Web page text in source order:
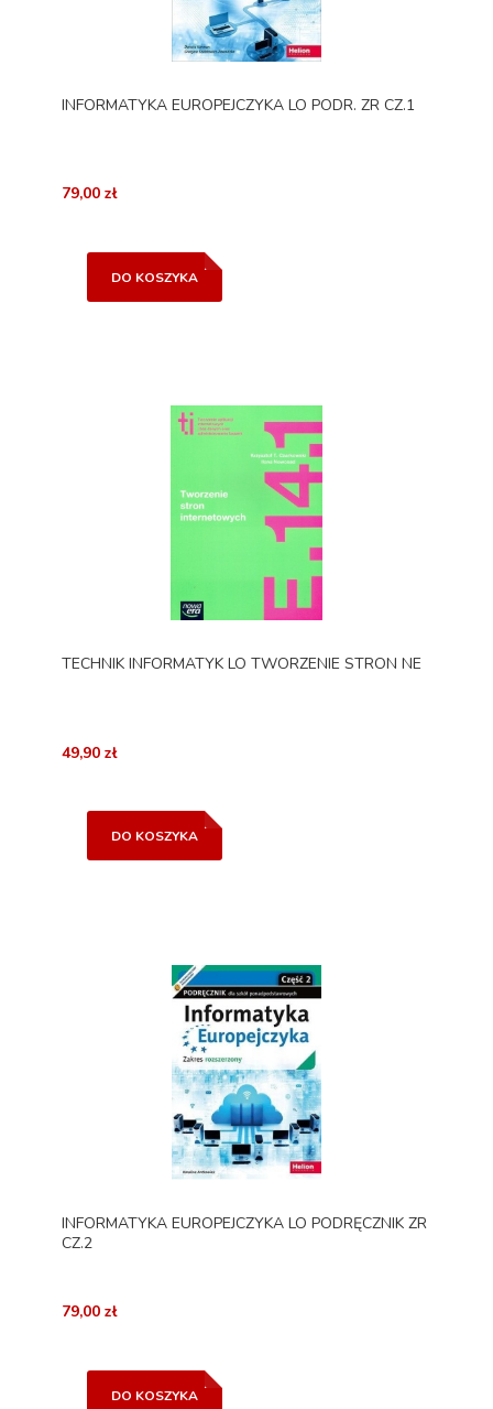
INFORMATYKA EUROPEJCZYKA LO PODR. ZR CZ.1
79,00 zł
DO KOSZYKA
TECHNIK INFORMATYK LO TWORZENIE STRON NE
49,90 zł
DO KOSZYKA
INFORMATYKA EUROPEJCZYKA LO PODRĘCZNIK ZR
CZ.2
79,00 zł
DO KOSZYKA